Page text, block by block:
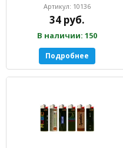
Артикул: 10136
34 руб.
В наличии: 150
Подробнее